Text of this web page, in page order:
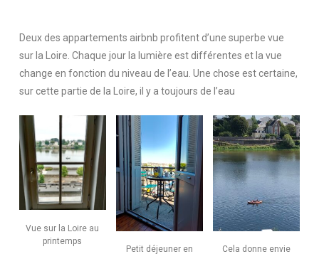
Deux des appartements airbnb profitent d’une superbe vue
sur la Loire. Chaque jour la lumière est différentes et la vue
change en fonction du niveau de l’eau. Une chose est certaine,
sur cette partie de la Loire, il y a toujours de l’eau
Vue sur la Loire au
printemps
Petit déjeuner en
Cela donne envie